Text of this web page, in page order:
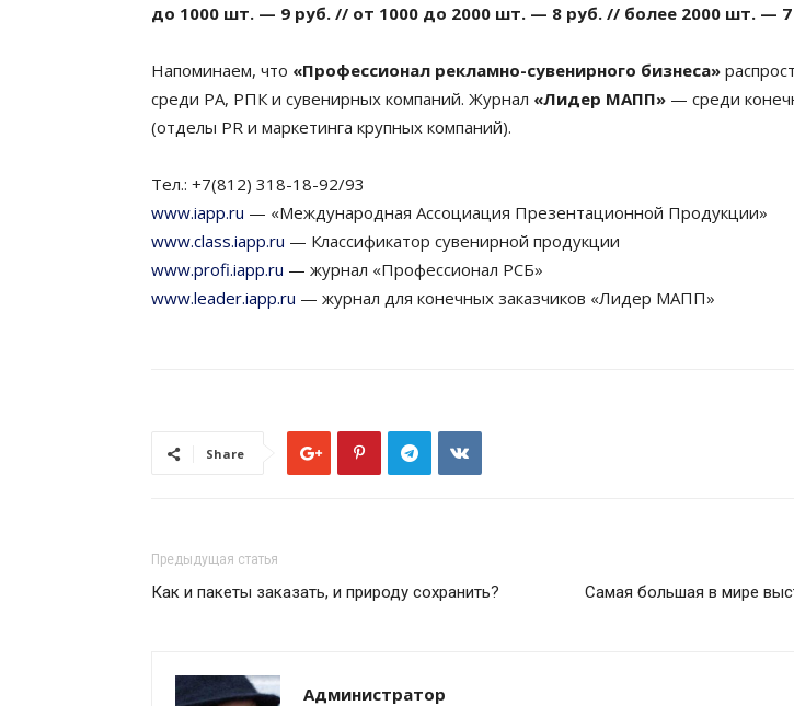
до 1000 шт. — 9 руб. // от 1000 до 2000 шт. — 8 руб. // более 2000 шт. — 7
Напоминаем, что «Профессионал рекламно-сувенирного бизнеса»
среди РА, РПК и сувенирных компаний. Журнал «Лидер МАПП» — среди
(отделы PR и маркетинга крупных компаний).
Тел.: +7(812) 318-18-92/93
www.iapp.ru — «Международная Ассоциация Презентационной Продукции»
www.class.iapp.ru — Классификатор сувенирной продукции
www.profi.iapp.ru — журнал «Профессионал РСБ»
www.leader.iapp.ru — журнал для конечных заказчиков «Лидер МАПП»
Share
Предыдущая статья
Как и пакеты заказать, и природу сохранить? Самая большая в мире
Администратор